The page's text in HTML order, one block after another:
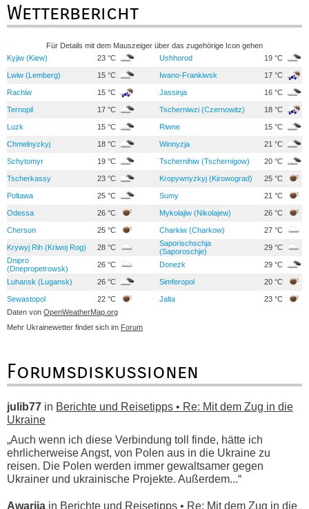
Wetterbericht
Für Details mit dem Mauszeiger über das zugehörige Icon gehen
Kyjiw (Kiew)
23 °C Ushhorod 19 °C
Lwiw (Lemberg) 15 °C Iwano-Frankiwsk 17 °C
Rachiw 15 °C Jassinja 16 °C
Ternopil 17 °C Tscherniwzi (Czernowitz) 18 °C
Luzk 15 °C Riwne 15 °C
Chmelnyzkyj 18 °C Winnyzja 21 °C
Schytomyr 19 °C Tschernihiw (Tschernigow) 20 °C
Tscherkassy 23 °C Kropywnyzkyj (Kirowograd) 25 °C
Poltawa 25 °C Sumy 21 °C
Odessa 26 °C Mykolajiw (Nikolajew) 26 °C
Cherson 25 °C Charkiw (Charkow) 27 °C
Krywyj Rih (Kriwoj Rog) 28 °C
Saporischschja
(Saporoschje)
29 °C
Dnipro
(Dnepropetrowsk)
26 °C Donezk 29 °C
Luhansk (Lugansk) 26 °C Simferopol 20 °C
Sewastopol 22 °C Jalta
23 °C
Daten von OpenWeatherMap.org
Mehr Ukrainewetter findet sich im Forum
Forumsdiskussionen
julib77 in Berichte und Reisetipps • Re: Mit dem Zug in die
Ukraine
„Auch wenn ich diese Verbindung toll finde, hätte ich
ehrlicherweise Angst, von Polen aus in die Ukraine zu
reisen. Die Polen werden immer gewaltsamer gegen
Ukrainer und ukrainische Projekte. Außerdem...“
Awarija in Berichte und Reisetipps • Re: Mit dem Zug in die